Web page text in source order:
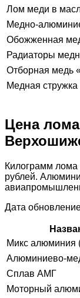
Лом меди в
Медно-
Обожженная
Радиаторы
Отборная медь
Медная стружка
Цена
Килограмм лома
рублей.
Дата
Микс алюминия
Алюминиево-
Сплав АМГ
Моторный